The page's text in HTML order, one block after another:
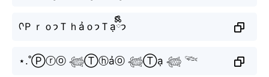
ᡣＰｒｏ𐭩Ｔｈảｏ𐭩Ｔạ𐭩ྀིྀི
⋆.˚Ⓟⓡⓞ 𓆉Ⓣⓗảⓞ 𓆉Ⓣạ 𓆉 𓆝